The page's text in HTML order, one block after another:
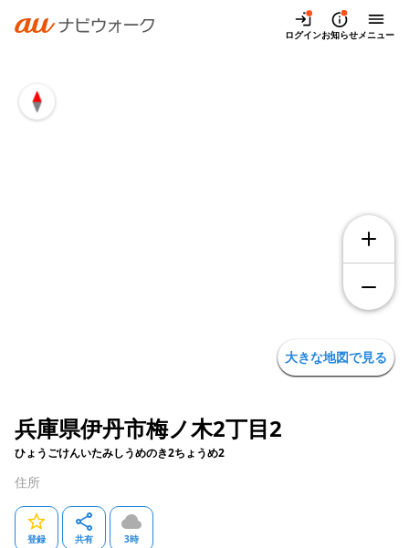
兵庫県伊丹市梅ノ木2丁目2の地図・アクセス | auナビウォー
ログインお知らせメニュー
大きな地図で見る
兵庫県伊丹市梅ノ木2丁目2
ひょうごけんいたみしうめのき2ちょうめ2
住所
登録 共有 3時